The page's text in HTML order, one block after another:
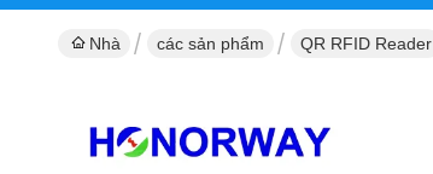
Nhà các sản phẩm QR RFID Reader